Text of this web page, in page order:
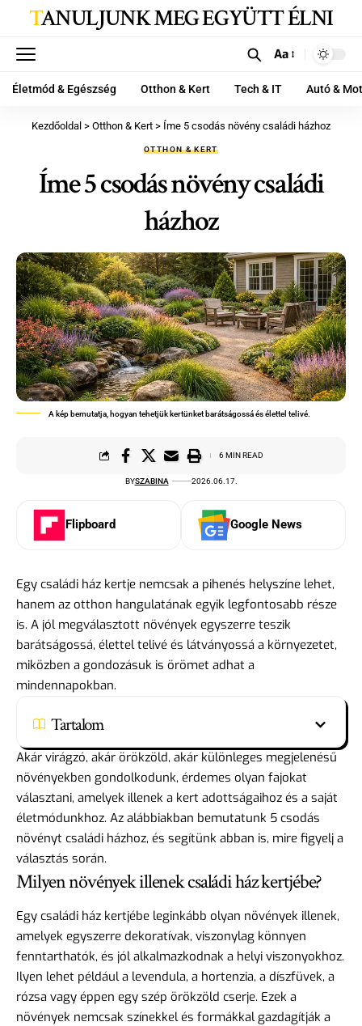
TANULJUNK MEG EGYÜTT ÉLNI
Aa
Életmód & Egészség Otthon & Kert Tech & IT Autó &
Kezdőoldal > Otthon & Kert > Íme 5 csodás növény családi házhoz
OTTHON & KERT
Íme 5 csodás növény családi
házhoz
A kép bemutatja, hogyan tehetjük kertünket barátságossá és élettel telivé.
BYSZABINA 2026.06.17.
6 MIN READ
Flipboard Google News
Egy családi ház kertje nemcsak a pihenés helyszíne lehet,
hanem az otthon hangulatának egyik legfontosabb része
is. A jól megválasztott növények egyszerre teszik
barátságossá, élettel telivé és látványossá a környezetet,
miközben a gondozásuk is örömet adhat a
mindennapokban.
Tartalom
Akár virágzó, akár örökzöld, akár különleges megjelenésű
növényekben gondolkodunk, érdemes olyan fajokat
választani, amelyek illenek a kert adottságaihoz és a saját
életmódunkhoz. Az alábbiakban bemutatunk 5 csodás
növényt családi házhoz, és segítünk abban is, mire figyelj a
választás során.
Milyen növények illenek családi ház kertjébe?
Egy családi ház kertjébe leginkább olyan növények illenek,
amelyek egyszerre dekoratívak, viszonylag könnyen
fenntarthatók, és jól alkalmazkodnak a helyi viszonyokhoz.
Ilyen lehet például a levendula, a hortenzia, a díszfüvek, a
rózsa vagy éppen egy szép örökzöld cserje. Ezek a
növények nemcsak színekkel és formákkal gazdagítják a